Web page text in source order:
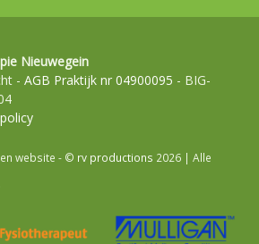
Nieuwegein
- AGB Praktijk nr 04900095 - BIG-
website - © rv productions 2026 | Alle